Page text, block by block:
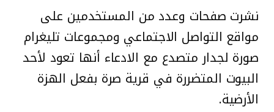
نشرت صفحات وعدد من المستخدمين على
مواقع التواصل الاجتماعي ومجموعات تليغرام
صورة لجدار متصدع مع الادعاء أنها تعود لأحد
البيوت المتضررة في قرية صرة بفعل الهزة
الأرضية.